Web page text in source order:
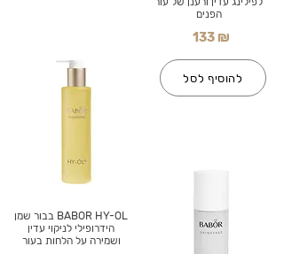
BABOR HY-OL בבור שמן
הידרופילי לניקוי עדין
ושמירה על הלחות בעור
הפנים
133 ₪
להוסיף לסל